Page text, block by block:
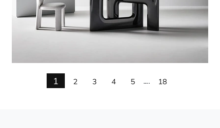
1 2 3 4 5 .... 18